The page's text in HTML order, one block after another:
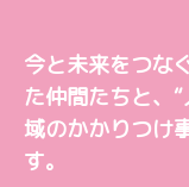
今と未来をつな
た仲間たちと、
域のかかりつけ
す。